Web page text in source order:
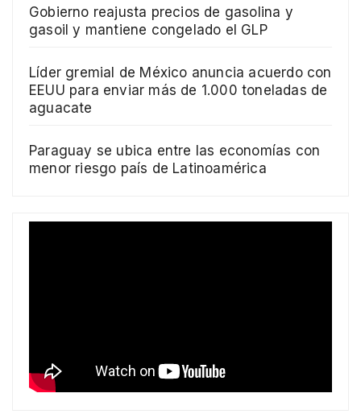
Gobierno reajusta precios de gasolina y
gasoil y mantiene congelado el GLP
Líder gremial de México anuncia acuerdo con
EEUU para enviar más de 1.000 toneladas de
aguacate
Paraguay se ubica entre las economías con
menor riesgo país de Latinoamérica